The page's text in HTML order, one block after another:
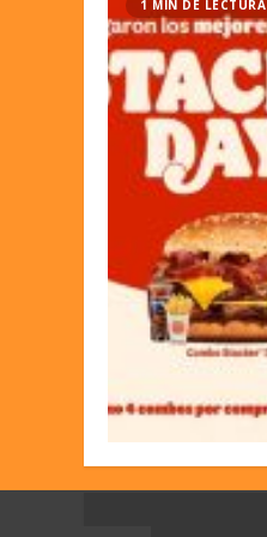
1 MIN DE LECTURA